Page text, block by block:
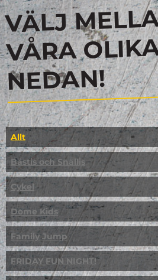
VÄLJ
VÅRA
NEDAN!
Allt
Bästis och Snällis
Cykel
Dome Kids
Family Jump
FRIDAY FUN NIGHT!